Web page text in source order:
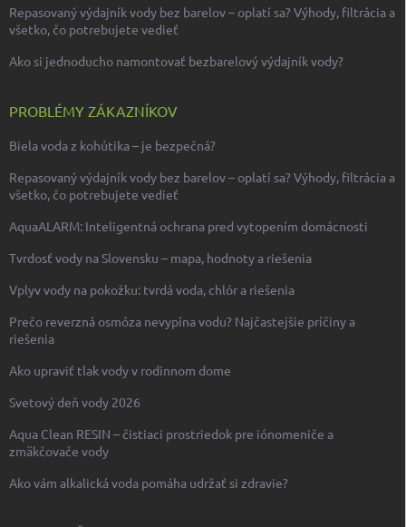
Repasovaný výdajník vody bez barelov – oplatí sa? Výhody, filtrácia a
všetko, čo potrebujete vedieť
Ako si jednoducho namontovať bezbarelový výdajník vody?
PROBLÉMY ZÁKAZNÍKOV
Biela voda z kohútika – je bezpečná?
Repasovaný výdajník vody bez barelov – oplatí sa? Výhody, filtrácia a
všetko, čo potrebujete vedieť
AquaALARM: Inteligentná ochrana pred vytopením domácnosti
Tvrdosť vody na Slovensku – mapa, hodnoty a riešenia
Vplyv vody na pokožku: tvrdá voda, chlór a riešenia
Prečo reverzná osmóza nevypína vodu? Najčastejšie príčiny a
riešenia
Ako upraviť tlak vody v rodinnom dome
Svetový deň vody 2026
Aqua Clean RESIN – čistiaci prostriedok pre iónomeniče a
zmäkčovače vody
Ako vám alkalická voda pomáha udržať si zdravie?